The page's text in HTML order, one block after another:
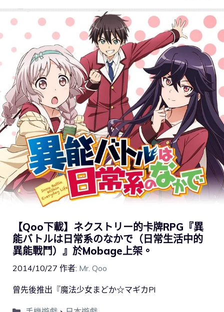
【Qoo下載】ネクストリー的卡牌RPG『異
能バトルは日常系のなかで（日常生活中的
異能戰鬥）』於Mobage上架。
2014/10/27 作者: Mr. Qoo
​曾先後推出『魔法少女まどか☆マギカPl